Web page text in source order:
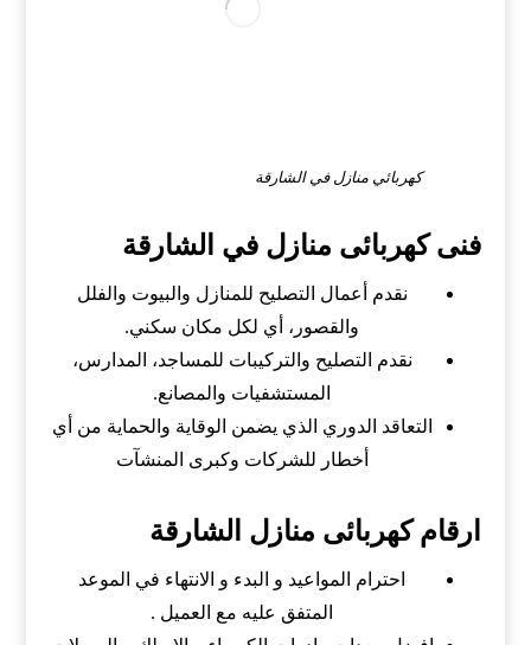
كهربائي منازل في الشارقة
فنى كهربائى منازل في الشارقة
نقدم أعمال التصليح للمنازل والبيوت والفلل
والقصور، أي لكل مكان سكني.
نقدم التصليح والتركيبات للمساجد، المدارس،
المستشفيات والمصانع.
التعاقد الدوري الذي يضمن الوقاية والحماية من أي
أخطار للشركات وكبرى المنشآت
ارقام كهربائى منازل الشارقة
احترام المواعيد و البدء و الانتهاء في الموعد
المتفق عليه مع العميل .